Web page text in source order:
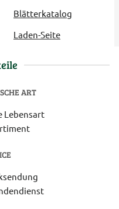
Blätterkatalog
Laden-Seite
ART
Lebensart